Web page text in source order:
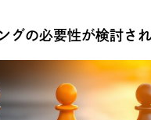
グの必要性が検討さ